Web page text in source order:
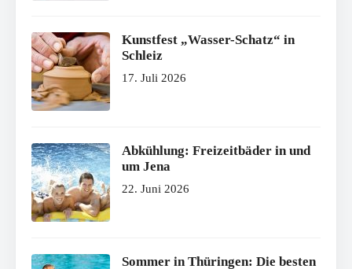
Kunstfest „Wasser-Schatz“ in
Schleiz
17. Juli 2026
Abkühlung: Freizeitbäder in und
um Jena
22. Juni 2026
Sommer in Thüringen: Die besten